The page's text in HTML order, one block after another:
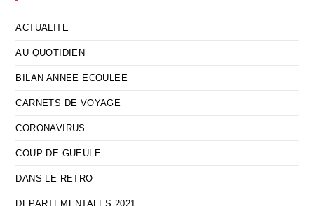
ACTUALITE
AU QUOTIDIEN
BILAN ANNEE ECOULEE
CARNETS DE VOYAGE
CORONAVIRUS
COUP DE GUEULE
DANS LE RETRO
DEPARTEMENTALES 2021